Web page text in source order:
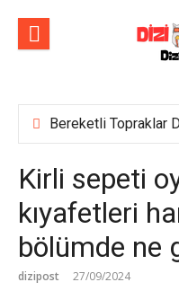
Kirli sepeti
kıyafetleri
bölümde ne
dizipost 27/09/2024